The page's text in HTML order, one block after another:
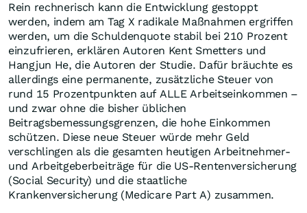
Rein rechnerisch kann die Entwicklung gestoppt
werden, indem am Tag X radikale Maßnahmen ergriffen
werden, um die Schuldenquote stabil bei 210 Prozent
einzufrieren, erklären Autoren Kent Smetters und
Hangjun He, die Autoren der Studie. Dafür bräuchte es
allerdings eine permanente, zusätzliche Steuer von
rund 15 Prozentpunkten auf ALLE Arbeitseinkommen –
und zwar ohne die bisher üblichen
Beitragsbemessungsgrenzen, die hohe Einkommen
schützen. Diese neue Steuer würde mehr Geld
verschlingen als die gesamten heutigen Arbeitnehmer-
und Arbeitgeberbeiträge für die US-Rentenversicherung
(Social Security) und die staatliche
Krankenversicherung (Medicare Part A) zusammen.